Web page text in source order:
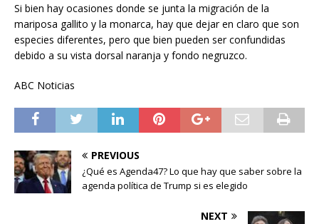
Si bien hay ocasiones donde se junta la migración de la
mariposa gallito y la monarca, hay que dejar en claro que son
especies diferentes, pero que bien pueden ser confundidas
debido a su vista dorsal naranja y fondo negruzco.
ABC Noticias
PREVIOUS
¿Qué es Agenda47? Lo que hay que saber sobre la
agenda política de Trump si es elegido
NEXT